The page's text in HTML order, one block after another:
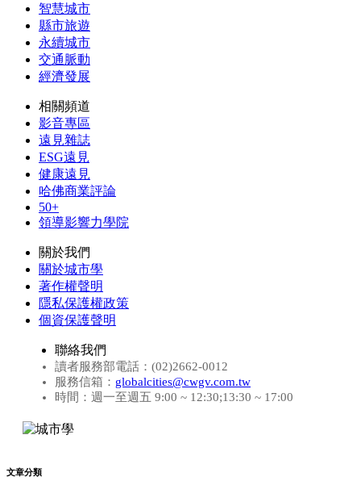
智慧城市
縣市旅遊
永續城市
交通脈動
經濟發展
相關頻道
影音專區
遠見雜誌
ESG遠見
健康遠見
哈佛商業評論
50+
領導影響力學院
關於我們
關於城市學
著作權聲明
隱私保護權政策
個資保護聲明
聯絡我們
讀者服務部電話：(02)2662-0012
服務信箱： globalcities@cwgv.com.tw
時間：週一至週五 9:00 ~ 12:30;13:30 ~ 17:00
文章分類